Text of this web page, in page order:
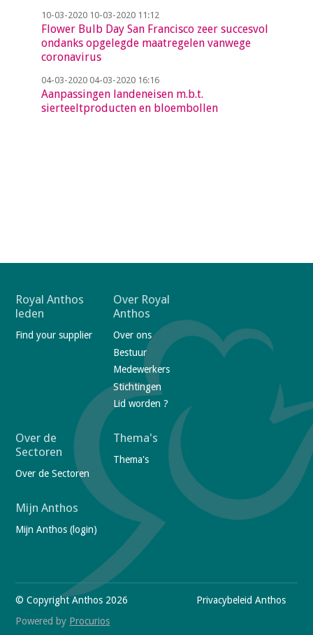
10-03-202010-03-2020 11:12
Flower Bulb Day San Francisco zeer succesvol
ondanks opgelegde maatregelen vanwege
coronavirus
04-03-202004-03-2020 16:16
Aanpassingen landeneisen m.b.t.
sierteeltproducten en bloembollen
F
o
o
a
v
i
a
t
n
Royal Anthos
leden
Find your supplier
Over Royal
Anthos
Over ons
Bestuur
Medewerkers
Stichtingen
Lid worden ?
Over de
Sectoren
Over de Sectoren
Thema's
Thema's
Mijn Anthos
Mijn Anthos (login)
i
s
i
t
o
© Copyright Anthos 2026
F
Privacybeleid Anthos
Powered by Procurios